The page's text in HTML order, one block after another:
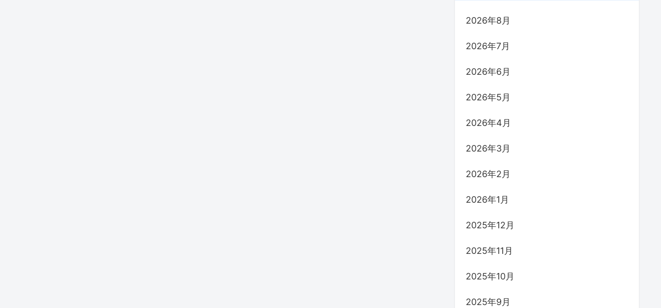
2026年8月
2026年7月
2026年6月
2026年5月
2026年4月
2026年3月
2026年2月
2026年1月
2025年12月
2025年11月
2025年10月
2025年9月